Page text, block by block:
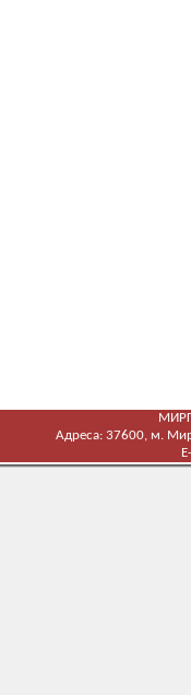
Адреса: 37600, м.